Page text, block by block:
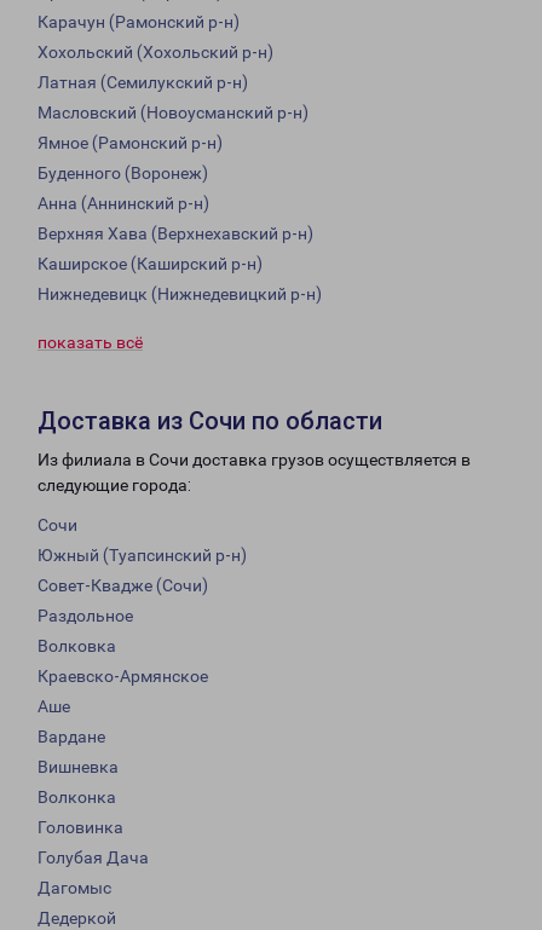
Карачун (Рамонский р-н)
Хохольский (Хохольский р-н)
Латная (Семилукский р-н)
Масловский (Новоусманский р-н)
Ямное (Рамонский р-н)
Буденного (Воронеж)
Анна (Аннинский р-н)
Верхняя Хава (Верхнехавский р-н)
Каширское (Каширский р-н)
Нижнедевицк (Нижнедевицкий р-н)
показать всё
Доставка из Сочи по области
Из филиала в Сочи доставка грузов осуществляется в
следующие города:
Сочи
Южный (Туапсинский р-н)
Совет-Квадже (Сочи)
Раздольное
Волковка
Краевско-Армянское
Аше
Вардане
Вишневка
Волконка
Головинка
Голубая Дача
Дагомыс
Дедеркой